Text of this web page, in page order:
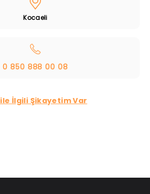
Kocaeli
0 850 888 00 08
İlgili Şikayetim Var